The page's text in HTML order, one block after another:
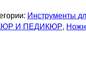
Инструменты
И ПЕДИКЮР,